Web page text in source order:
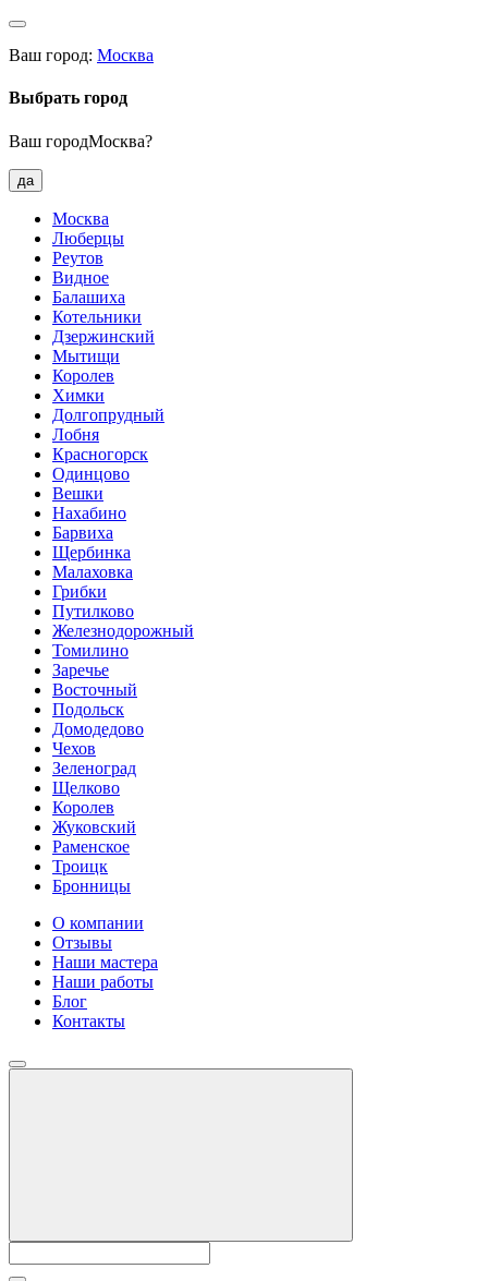
Ваш город: Москва
Выбрать город
Ваш городМосква?
да
Москва
Люберцы
Реутов
Видное
Балашиха
Котельники
Дзержинский
Мытищи
Королев
Химки
Долгопрудный
Лобня
Красногорск
Одинцово
Вешки
Нахабино
Барвиха
Щербинка
Малаховка
Грибки
Путилково
Железнодорожный
Томилино
Заречье
Восточный
Подольск
Домодедово
Чехов
Зеленоград
Щелково
Королев
Жуковский
Раменское
Троицк
Бронницы
О компании
Отзывы
Наши мастера
Наши работы
Блог
Контакты